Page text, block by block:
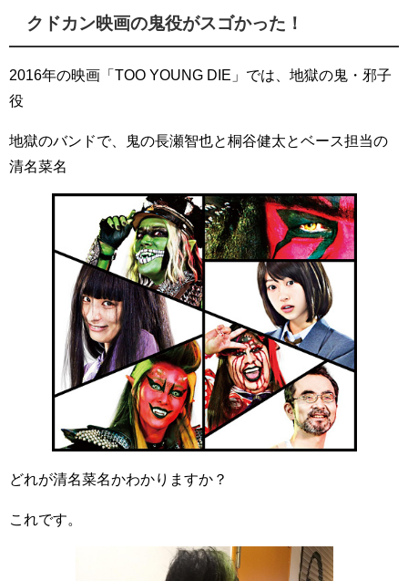
クドカン映画の鬼役がスゴかった！
2016年の映画「TOO YOUNG DIE」では、地獄の鬼・邪子
役
地獄のバンドで、鬼の長瀬智也と桐谷健太とベース担当の
清名菜名
どれが清名菜名かわかりますか？
これです。